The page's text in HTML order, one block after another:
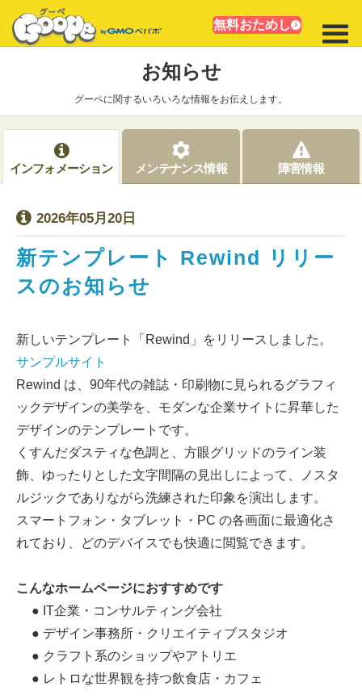
無料おためし
お知らせ
グーペに関するいろいろな情報をお伝えします。
インフォメーション メンテナンス情報 障害情報
2026年05月20日
新テンプレート Rewind リリー
スのお知らせ
新しいテンプレート「Rewind」をリリースしました。
サンプルサイト
Rewind は、90年代の雑誌・印刷物に見られるグラフィ
ックデザインの美学を、モダンな企業サイトに昇華した
デザインのテンプレートです。
くすんだダスティな色調と、方眼グリッドのライン装
飾、ゆったりとした文字間隔の見出しによって、ノスタ
ルジックでありながら洗練された印象を演出します。
スマートフォン・タブレット・PC の各画面に最適化さ
れており、どのデバイスでも快適に閲覧できます。
こんなホームページにおすすめです
● IT企業・コンサルティング会社
● デザイン事務所・クリエイティブスタジオ
● クラフト系のショップやアトリエ
● レトロな世界観を持つ飲食店・カフェ